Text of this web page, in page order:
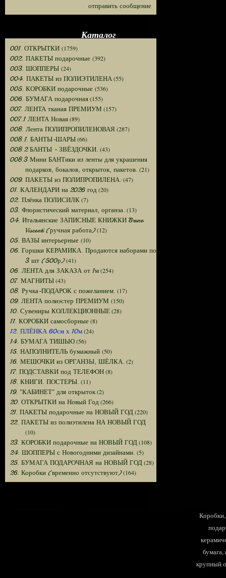
отправить сообщение
Каталог
001. ОТКРЫТКИ (1759)
002. ПАКЕТЫ подарочные (392)
003. ШОППЕРЫ (24)
004. ПАКЕТЫ из ПОЛИЭТИЛЕНА(55)
005. КОРОБКИ подарочные (536)
006. БУМАГА подарочная(155)
007. ЛЕНТА тканая ПРЕМИУМ (157)
007.1 ЛЕНТА Новая(89)
008. Лента ПОЛИПРОПИЛЕНОВАЯ (287)
008.1. БАНТЫ-ШАРЫ(66)
008.2 БАНТЫ - ЗВЁЗДОЧКИ. (43)
008.3 Мини БАНТики из ленты для украшения
подарков, бокалов, открыток, пакетов. (21)
009. ПАКЕТЫ из ПОЛИПРОПИЛЕНА:(47)
01. КАЛЕНДАРИ на 2026 год (20)
02. Плёнка ПОЛИСИЛК(7)
03. Флористический материал, органза. (13)
04. Итальянские ЗАПИСНЫЕ КНИЖКИ Bruno
Visconti (ручная работа)(12)
05. ВАЗЫ интерьерные (10)
06. Горшки КЕРАМИКА. Продаются наборами по
3 шт (500р)(41)
06. ЛЕНТА для ЗАКАЗА от 1м(254)
07. МАГНИТЫ(43)
08. Ручка-ПОДАРОК с пожеланием. (17)
09. ЛЕНТА полиэстер ПРЕМИУМ (150)
10. Сувениры КОЛЛЕКЦИОННЫЕ(28)
11. КОРОБКИ самосборные(8)
12. ПЛЁНКА 60см х 10м(24)
14. БУМАГА ТИШЬЮ(56)
15. НАПОЛНИТЕЛЬ бумажный (50)
16. МЕШОЧКИ из ОРГАНЗЫ, ШЁЛКА. (2)
17. ПОДСТАВКИ под ТЕЛЕФОН(8)
18. КНИГИ. ПОСТЕРЫ. (11)
19. "КАБИНЕТ" для открыток(2)
20. ОТКРЫТКИ на Новый Год (266)
21. ПАКЕТЫ подарочные на НОВЫЙ ГОД(220)
22. ПАКЕТЫ из полиэтилена НА НОВЫЙ ГОД
(10)
23. КОРОБКИ подарочные на НОВЫЙ ГОД(108)
24. ШОППЕРЫ с Новогодними дизайнами. (5)
25. БУМАГА ПОДАРОЧНАЯ на НОВЫЙ ГОД(28)
26. Коробки (временно отсутствуют)(164)
крупный